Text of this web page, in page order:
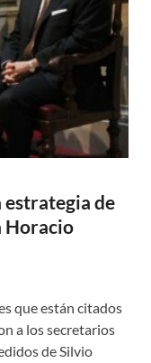
de
Horacio
que están citados
a los secretarios
de Silvio